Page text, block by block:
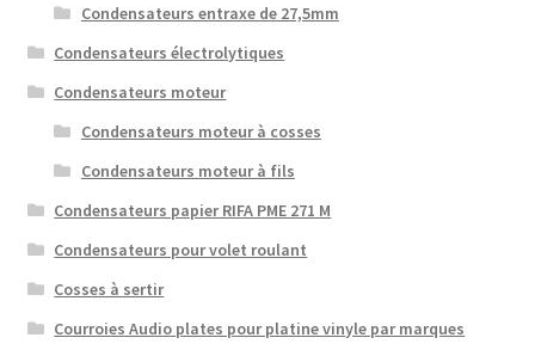
Condensateurs entraxe de 27,5mm
Condensateurs électrolytiques
Condensateurs moteur
Condensateurs moteur à cosses
Condensateurs moteur à fils
Condensateurs papier RIFA PME 271 M
Condensateurs pour volet roulant
Cosses à sertir
Courroies Audio plates pour platine vinyle par marques